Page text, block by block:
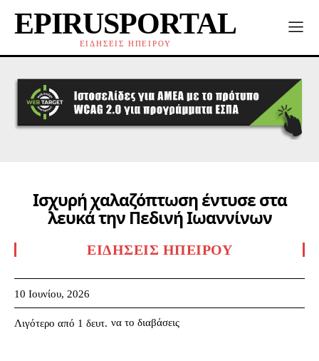
EPIRUSPORTAL
ΕΙΔΗΣΕΙΣ ΗΠΕΙΡΟΥ
Ισχυρή χαλαζόπτωση έντυσε στα
λευκά την Πεδινή Ιωαννίνων
ΕΙΔΉΣΕΙΣ ΗΠΕΊΡΟΥ
10 Ιουνίου, 2026
Λιγότερο από 1 δευτ. να το διαβάσεις